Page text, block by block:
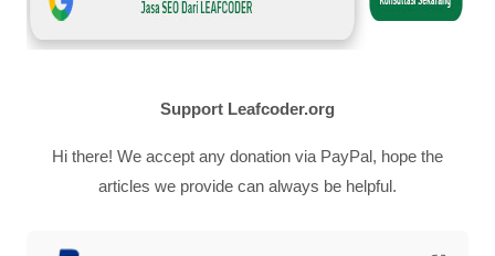
Support Leafcoder.org
Hi there! We accept any donation via PayPal, hope the
articles we provide can always be helpful.